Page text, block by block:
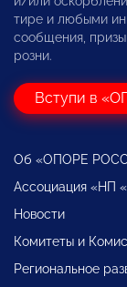
тире и любыми
сообщения,
розни.
Вступи в
Об «ОПОРЕ
Ассоциация «НП
Новости
Комитеты и
Региональное